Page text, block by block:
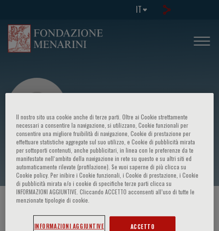
IT
Giuliana Laronga
HOME PAGE / CORSI ED EVENTI
Il nostro sito usa cookie anche di terze parti. Oltre ai Cookie strettamente
necessari a consentire la navigazione, si utilizzano, Cookie funzionali per
consentire una migliore fruibilità di navigazione, Cookie di prestazione per
effettuare statistiche aggregate sul suo utilizzo, e Cookie di pubblicità mirata
per sottoporti contenuti, anche pubblicitari, in linea con le preferenze da te
manifestate nell‘ambito della navigazione in rete su questo e su altri siti ed
automaticamente rilevate (profilazione). Se vuoi saperne di più clicca su
Cookie policy. Per inibire i Cookie funzionali, i Cookie di prestazione, i Cookie
di pubblicità mirata e/o i cookie di specifiche terze parti clicca su
INFORMAZIONI AGGIUNTIVE. Cliccando ACCETTO acconsenti all’uso di tutte le
menzionate tipologie di cookie.
INFORMAZIONI AGGIUNTIVE ACCETTO